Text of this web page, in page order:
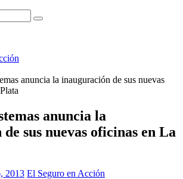
anuncia la inauguración de sus nuevas
anuncia la
sus nuevas oficinas en La
2013 El Seguro en Acción